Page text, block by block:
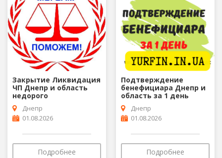
Закрытие Ликвидация
ЧП Днепр и область
недорого
Днепр
01.08.2026
Подробнее
Подтверждение
бенефициара Днепр и
область за 1 день
Днепр
01.08.2026
Подробнее